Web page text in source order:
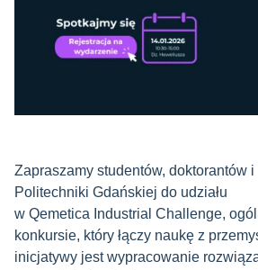
Zapraszamy studentów, doktorantów
Politechniki Gdańskiej do udziału
w Qemetica Industrial Challenge,
konkursie, który łączy naukę z
inicjatywy jest wypracowanie